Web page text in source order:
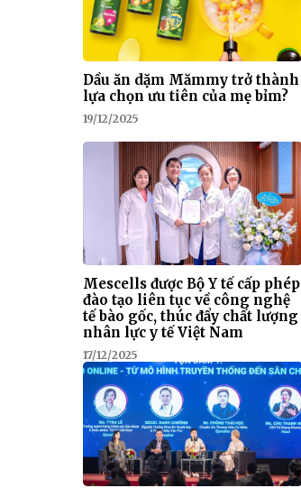
Dầu ăn dặm Mămmy trở thành
lựa chọn ưu tiên của mẹ bỉm?
19/12/2025
Mescells được Bộ Y tế cấp phép
đào tạo liên tục về công nghệ
tế bào gốc, thúc đẩy chất lượng
nhân lực y tế Việt Nam
17/12/2025